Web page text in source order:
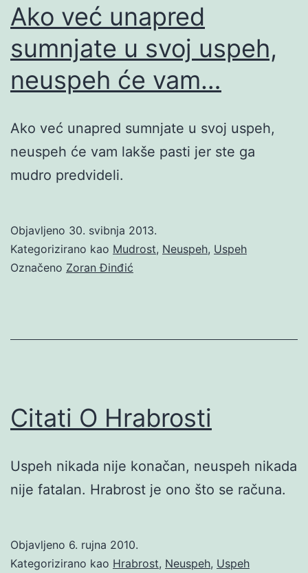
Ako već unapred
sumnjate u svoj uspeh,
neuspeh će vam…
Ako već unapred sumnjate u svoj uspeh,
neuspeh će vam lakše pasti jer ste ga
mudro predvideli.
Objavljeno 30. svibnja 2013.
Kategorizirano kao Mudrost, Neuspeh, Uspeh
Označeno Zoran Đinđić
Citati O Hrabrosti
Uspeh nikada nije konačan, neuspeh nikada
nije fatalan. Hrabrost je ono što se računa.
Objavljeno 6. rujna 2010.
Kategorizirano kao Hrabrost, Neuspeh, Uspeh